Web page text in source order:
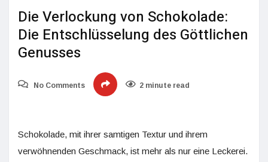
Die Verlockung von Schokolade:
Die Entschlüsselung des Göttlichen
Genusses
No Comments 2 minute read
Schokolade, mit ihrer samtigen Textur und ihrem
verwöhnenden Geschmack, ist mehr als nur eine Leckerei.